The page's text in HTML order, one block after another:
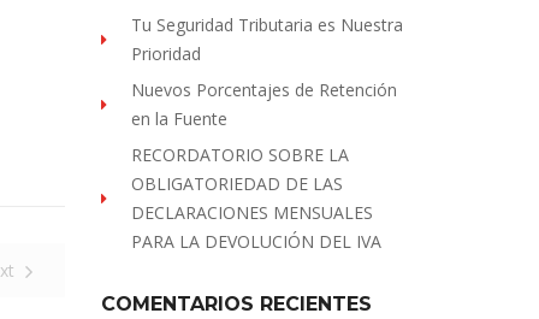
Tu Seguridad Tributaria es Nuestra
Prioridad
Nuevos Porcentajes de Retención
en la Fuente
RECORDATORIO SOBRE LA
OBLIGATORIEDAD DE LAS
DECLARACIONES MENSUALES
PARA LA DEVOLUCIÓN DEL IVA
COMENTARIOS RECIENTES